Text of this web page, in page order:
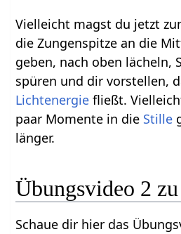
Vielleicht magst du jetzt
die Zungenspitze an die
geben, nach oben lächeln,
spüren und dir vorstellen,
Lichtenergie fließt.
paar Momente in die Stille
länger.
Übungsvideo 2
Schaue dir hier das